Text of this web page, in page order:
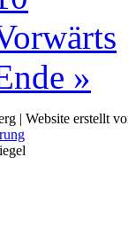
»
| Website erstellt